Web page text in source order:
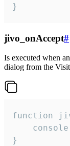
}
jivo_onAccept#
Is executed when
dialog from the
function
}